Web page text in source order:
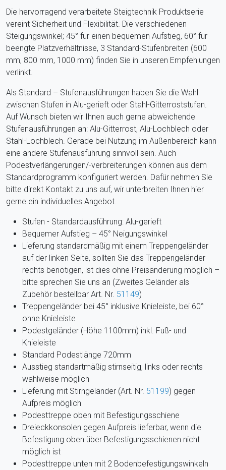
Die hervorragend verarbeitete Steigtechnik Produktserie
vereint Sicherheit und Flexibilität. Die verschiedenen
Steigungswinkel; 45° für einen bequemen Aufstieg, 60° für
beengte Platzverhältnisse, 3 Standard-Stufenbreiten (600
mm, 800 mm, 1000 mm) finden Sie in unseren Empfehlungen
verlinkt.
Als Standard – Stufenausführungen haben Sie die Wahl
zwischen Stufen in Alu-gerieft oder Stahl-Gitterroststufen.
Auf Wunsch bieten wir Ihnen auch gerne abweichende
Stufenausführungen an: Alu-Gitterrost, Alu-Lochblech oder
Stahl-Lochblech. Gerade bei Nutzung im Außenbereich kann
eine andere Stufenausführung sinnvoll sein. Auch
Podestverlängerungen/-verbreiterungen können aus dem
Standardprogramm konfiguriert werden. Dafür nehmen Sie
bitte direkt Kontakt zu uns auf, wir unterbreiten Ihnen hier
gerne ein individuelles Angebot.
Stufen - Standardausführung: Alu-gerieft
Bequemer Aufstieg – 45° Neigungswinkel
Lieferung standardmäßig mit einem Treppengeländer
auf der linken Seite, sollten Sie das Treppengeländer
rechts benötigen, ist dies ohne Preisänderung möglich –
bitte sprechen Sie uns an (Zweites Geländer als
Zubehör bestellbar Art. Nr. 51149)
Treppengeländer bei 45° inklusive Knieleiste, bei 60°
ohne Knieleiste
Podestgeländer (Höhe 1100mm) inkl. Fuß- und
Knieleiste
Standard Podestlänge 720mm
Ausstieg standartmäßig stirnseitig, links oder rechts
wahlweise möglich
Lieferung mit Stirngeländer (Art. Nr. 51199) gegen
Aufpreis möglich
Podesttreppe oben mit Befestigungsschiene
Dreieckkonsolen gegen Aufpreis lieferbar, wenn die
Befestigung oben über Befestigungsschienen nicht
möglich ist
Podesttreppe unten mit 2 Bodenbefestigungswinkeln